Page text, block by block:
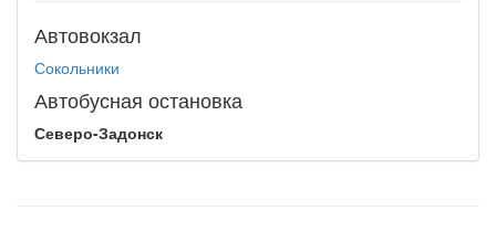
Автовокзал
Сокольники
Автобусная остановка
Северо-Задонск